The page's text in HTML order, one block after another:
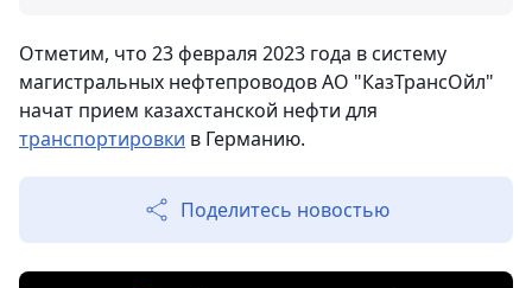
Отметим, что 23 февраля 2023 года в систему
магистральных нефтепроводов АО "КазТрансОйл"
начат прием казахстанской нефти для
транспортировки в Германию.
Поделитесь новостью